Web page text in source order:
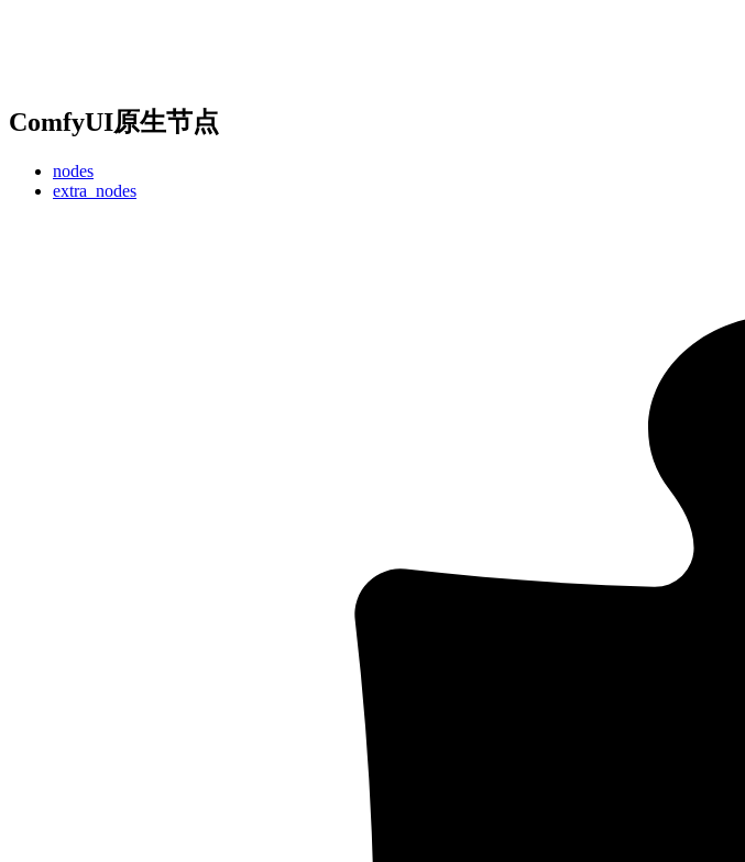
ComfyUI原生节点
nodes
extra_nodes